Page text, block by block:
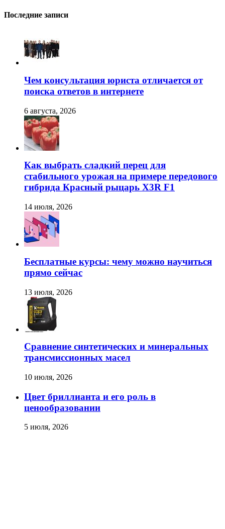
Последние записи
Чем консультация юриста отличается от
поиска ответов в интернете
6 августа, 2026
Как выбрать сладкий перец для
стабильного урожая на примере передового
гибрида Красный рыцарь X3R F1
14 июля, 2026
Бесплатные курсы: чему можно научиться
прямо сейчас
13 июля, 2026
Сравнение синтетических и минеральных
трансмиссионных масел
10 июля, 2026
Цвет бриллианта и его роль в
ценообразовании
5 июля, 2026